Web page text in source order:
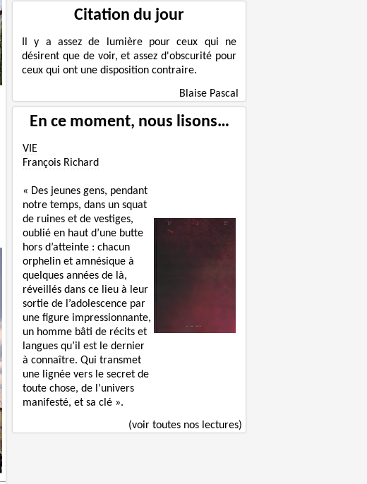
Citation du jour
Il y a assez de lumière pour ceux qui ne
désirent que de voir, et assez d'obscurité pour
ceux qui ont une disposition contraire.
Blaise Pascal
En ce moment, nous lisons…
VIE
François Richard
« Des jeunes gens, pendant
notre temps, dans un squat
de ruines et de vestiges,
oublié en haut d’une butte
hors d’atteinte : chacun
orphelin et amnésique à
quelques années de là,
réveillés dans ce lieu à leur
sortie de l’adolescence par
une figure impressionnante,
un homme bâti de récits et
langues qu’il est le dernier
à connaître. Qui transmet
une lignée vers le secret de
toute chose, de l’univers
manifesté, et sa clé ».
(voir toutes nos lectures)